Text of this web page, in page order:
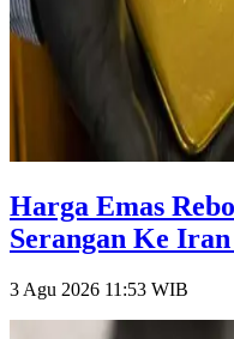
Harga Emas
Serangan Ke Iran
3 Agu 2026 11:53 WIB